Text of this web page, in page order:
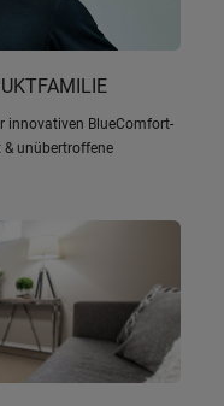
innovativen BlueComfort-
& unübertroffene